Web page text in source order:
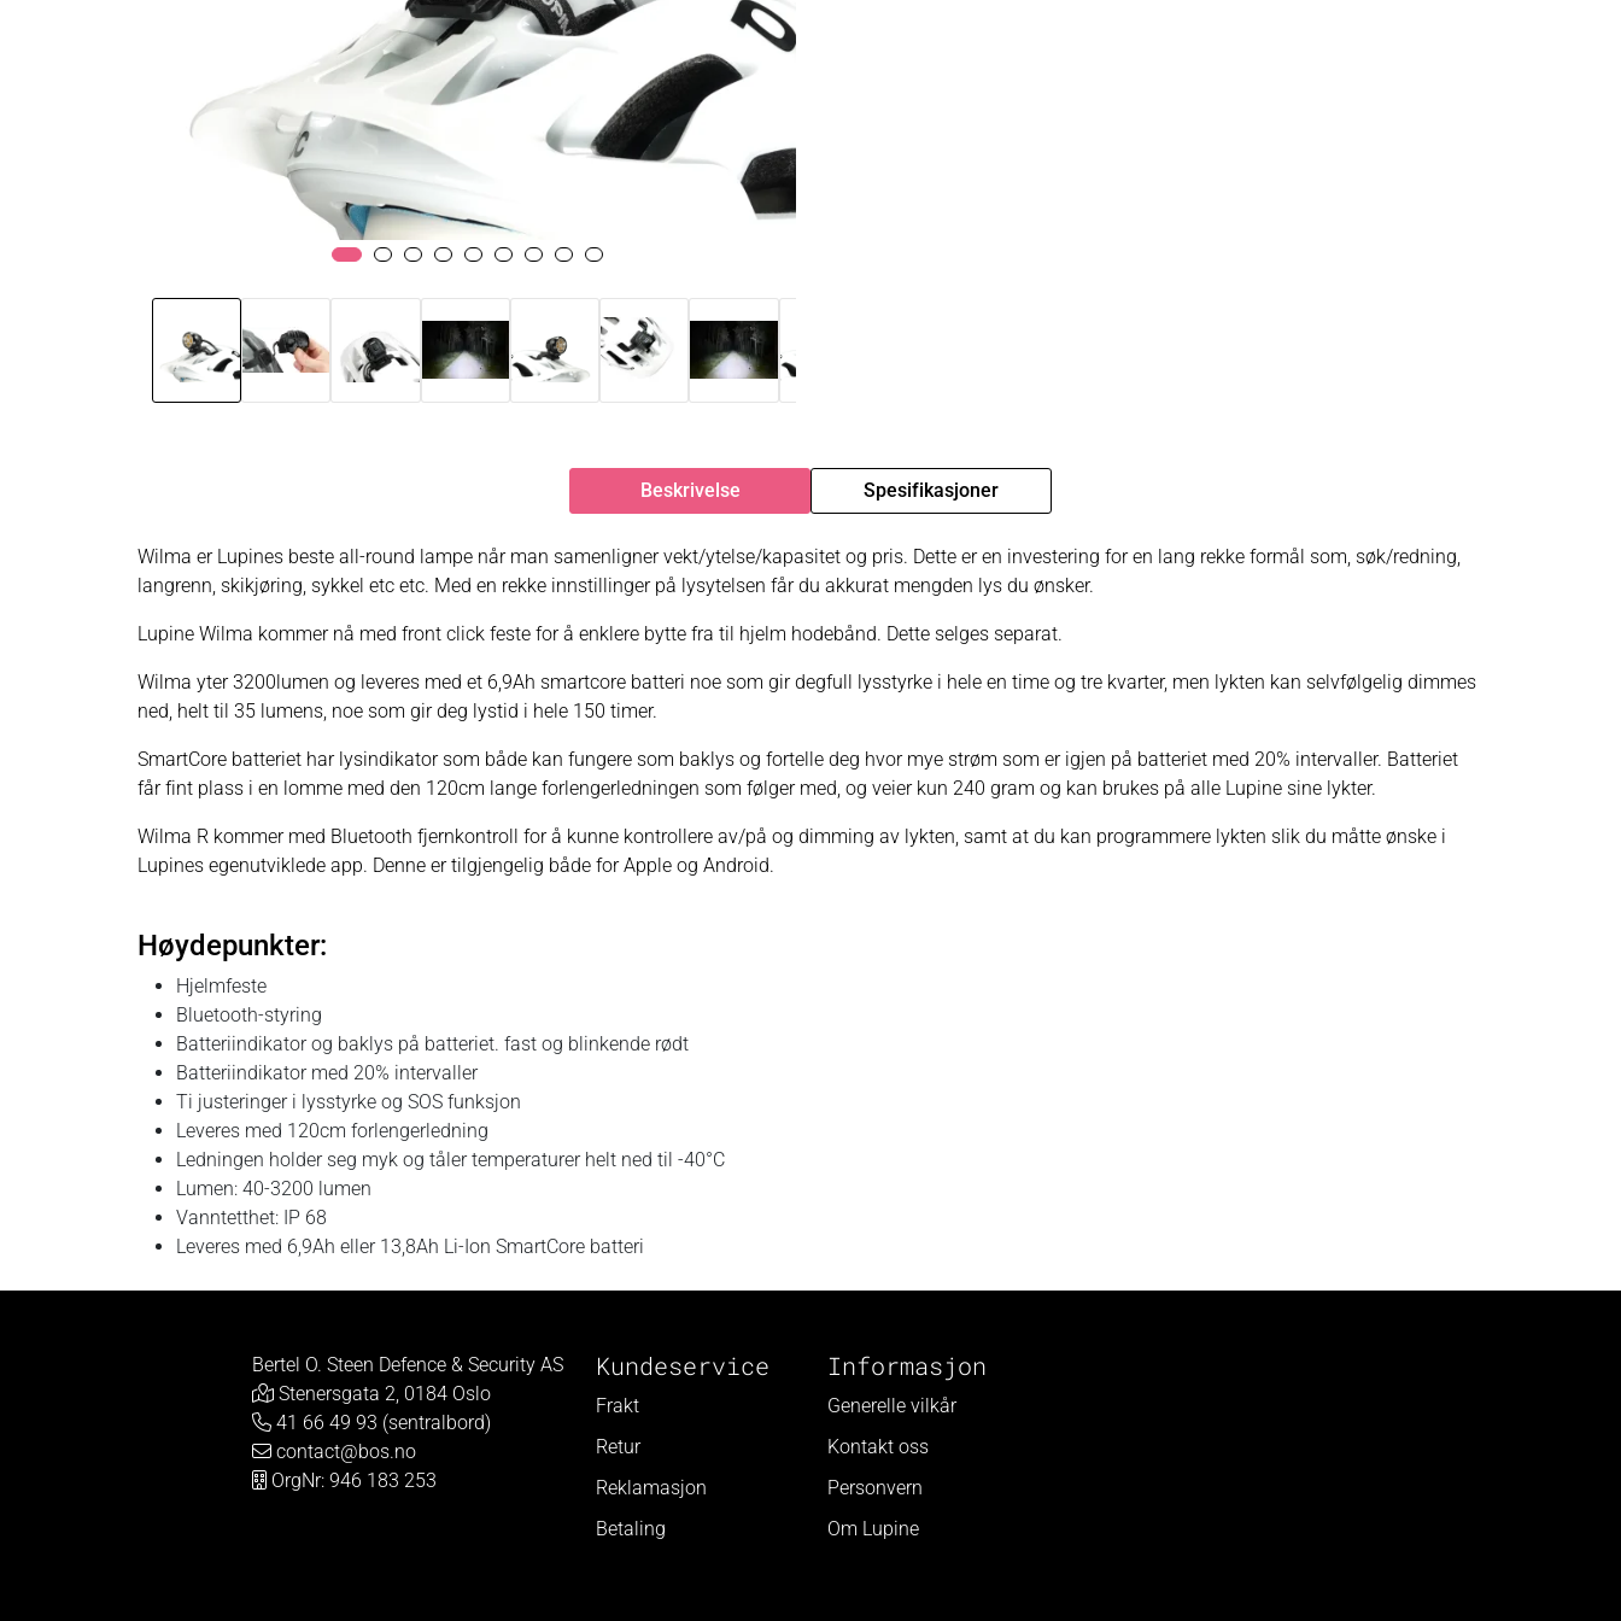
Beskrivelse Spesifikasjoner
Wilma er Lupines beste all-round lampe når man samenligner vekt/ytelse/kapasitet og pris. Dette er en investering for en lang rekke formål som, søk/redning,
langrenn, skikjøring, sykkel etc etc. Med en rekke innstillinger på lysytelsen får du akkurat mengden lys du ønsker.
Lupine Wilma kommer nå med front click feste for å enklere bytte fra til hjelm hodebånd. Dette selges separat.
Wilma yter 3200lumen og leveres med et 6,9Ah smartcore batteri noe som gir degfull lysstyrke i hele en time og tre kvarter, men lykten kan selvfølgelig dimmes
ned, helt til 35 lumens, noe som gir deg lystid i hele 150 timer.
SmartCore batteriet har lysindikator som både kan fungere som baklys og fortelle deg hvor mye strøm som er igjen på batteriet med 20% intervaller. Batteriet
får fint plass i en lomme med den 120cm lange forlengerledningen som følger med, og veier kun 240 gram og kan brukes på alle Lupine sine lykter.
Wilma R kommer med Bluetooth fjernkontroll for å kunne kontrollere av/på og dimming av lykten, samt at du kan programmere lykten slik du måtte ønske i
Lupines egenutviklede app. Denne er tilgjengelig både for Apple og Android.
Høydepunkter:
Hjelmfeste
Bluetooth-styring
Batteriindikator og baklys på batteriet. fast og blinkende rødt
Batteriindikator med 20% intervaller
Ti justeringer i lysstyrke og SOS funksjon
Leveres med 120cm forlengerledning
Ledningen holder seg myk og tåler temperaturer helt ned til -40°C
Lumen: 40-3200 lumen
Vanntetthet: IP 68
Leveres med 6,9Ah eller 13,8Ah Li-Ion SmartCore batteri
Bertel O. Steen Defence & Security AS
Stenersgata 2, 0184 Oslo
41 66 49 93 (sentralbord)
contact@bos.no
OrgNr: 946 183 253
Kundeservice
Frakt
Retur
Reklamasjon
Betaling
Informasjon
Generelle vilkår
Kontakt oss
Personvern
Om Lupine